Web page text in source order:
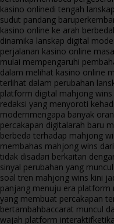
kasino onlinedi tengah
sudut pandang baru
kasino online ke arah berbeda
dinamika lanskap digital
perjalanan kasino online
mulai mempengaruhi
dalam melihat kasino online
terlihat dalam perubahan
platform digital mahjong
redaksi yang menyoroti
modernmengapa banyak
percakapan digitalarah baru
berbeda terhadap mahjong
membahas mahjong wins
tidak disadari berkaitan
sinyal perubahan yang
soal tren mahjong wins kini
panjang menuju era
yang membuat percakapan
bertambahbaccarat muncul
wajah platform interaktif